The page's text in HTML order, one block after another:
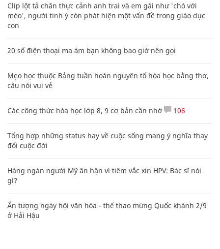
Clip lột tả chân thực cảnh anh trai và em gái như 'chó với
mèo', người tinh ý còn phát hiện một vấn đề trong giáo dục
con
20 số điện thoại ma ám bạn không bao giờ nên gọi
Mẹo học thuộc Bảng tuần hoàn nguyên tố hóa học bằng thơ,
câu nói vui vẻ
Các công thức hóa học lớp 8, 9 cơ bản cần nhớ 106
Tổng hợp những status hay về cuộc sống mang ý nghĩa thay
đổi cuộc đời
Hàng ngàn người Mỹ ân hận vì tiêm vắc xin HPV: Bác sĩ nói
gì?
Ấn tượng ngày hội văn hóa - thể thao mừng Quốc khánh 2/9
ở Hải Hậu